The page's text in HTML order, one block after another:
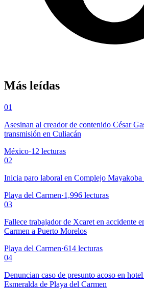
Más leídas
01
Asesinan al creador de contenido César
transmisión en Culiacán
México·12 lecturas
02
Inicia paro laboral en Complejo Mayakoba
Playa del Carmen·1,996 lecturas
03
Fallece trabajador de Xcaret en accidente
Carmen a Puerto Morelos
Playa del Carmen·614 lecturas
04
Denuncian caso de presunto acoso en
Esmeralda de Playa del Carmen